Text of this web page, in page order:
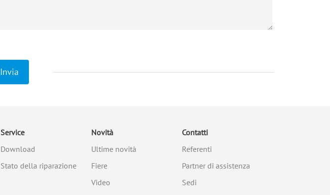
Invia
Service
Download
Stato della riparazione
Novità
Ultime novità
Fiere
Video
Contatti
Referenti
Partner di assistenza
Sedi